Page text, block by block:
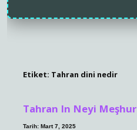
Etiket: Tahran dini nedir
Tahran In Neyi Meşhur
Tarih: Mart 7, 2025